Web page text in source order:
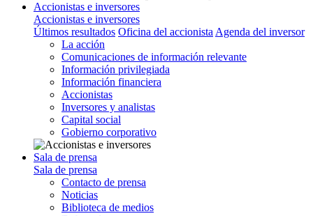
Accionistas e inversores
Accionistas e inversores
Últimos resultados Oficina del accionista Agenda del inversor
La acción
Comunicaciones de información relevante
Información privilegiada
Información financiera
Accionistas
Inversores y analistas
Capital social
Gobierno corporativo
Sala de prensa
Sala de prensa
Contacto de prensa
Noticias
Biblioteca de medios